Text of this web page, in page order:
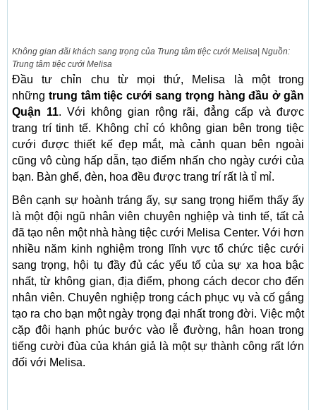
Không gian đãi khách sang trọng của Trung tâm tiệc cưới Melisa| Nguồn:
Trung tâm tiệc cưới Melisa
Đầu tư chỉn chu từ mọi thứ, Melisa là một trong
những trung tâm tiệc cưới sang trọng hàng đầu ở gần
Quận 11. Với không gian rộng rãi, đẳng cấp và được
trang trí tinh tế. Không chỉ có không gian bên trong tiệc
cưới được thiết kế đẹp mắt, mà cảnh quan bên ngoài
cũng vô cùng hấp dẫn, tạo điểm nhấn cho ngày cưới của
bạn. Bàn ghế, đèn, hoa đều được trang trí rất là tỉ mỉ.
Bên cạnh sự hoành tráng ấy, sự sang trọng hiếm thấy ấy
là một đội ngũ nhân viên chuyên nghiệp và tinh tế, tất cả
đã tạo nên một nhà hàng tiệc cưới Melisa Center. Với hơn
nhiều năm kinh nghiệm trong lĩnh vực tổ chức tiệc cưới
sang trọng, hội tụ đầy đủ các yếu tố của sự xa hoa bậc
nhất, từ không gian, địa điểm, phong cách decor cho đến
nhân viên. Chuyên nghiệp trong cách phục vụ và cố gắng
tạo ra cho bạn một ngày trọng đại nhất trong đời. Việc một
cặp đôi hạnh phúc bước vào lễ đường, hân hoan trong
tiếng cười đùa của khán giả là một sự thành công rất lớn
đối với Melisa.